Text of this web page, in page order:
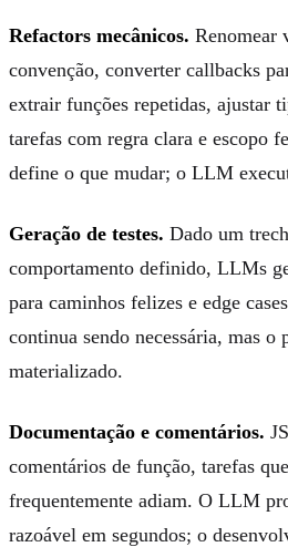
Refactors mecânicos. Renomear
convenção, converter callbacks
extrair funções repetidas, ajustar
tarefas com regra clara e escopo
define o que mudar; o LLM
Geração de testes. Dado um
comportamento definido, LLMs
para caminhos felizes e edge
continua sendo necessária, mas o
materializado.
Documentação e comentários.
comentários de função, tarefas
frequentemente adiam. O LLM
razoável em segundos; o